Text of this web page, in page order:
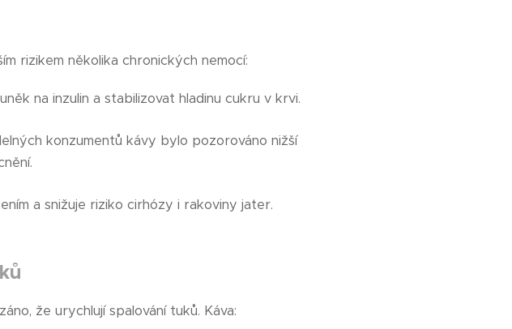
rizikem několika chronických nemocí:
na inzulin a stabilizovat hladinu cukru v krvi.
konzumentů kávy bylo pozorováno nižší
a snižuje riziko cirhózy i rakoviny jater.
že urychlují spalování tuků. Káva: